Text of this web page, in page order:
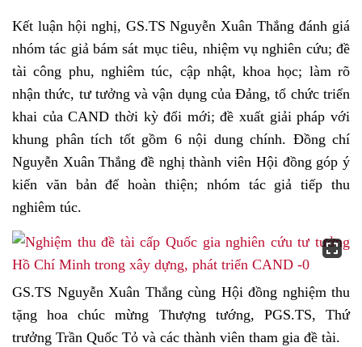
Kết luận hội nghị, GS.TS Nguyễn Xuân Thắng đánh giá
nhóm tác giả bám sát mục tiêu, nhiệm vụ nghiên cứu; đề
tài công phu, nghiêm túc, cập nhật, khoa học; làm rõ
nhận thức, tư tưởng và vận dụng của Đảng, tổ chức triển
khai của CAND thời kỳ đổi mới; đề xuất giải pháp với
khung phân tích tốt gồm 6 nội dung chính. Đồng chí
Nguyễn Xuân Thắng đề nghị thành viên Hội đồng góp ý
kiến văn bản để hoàn thiện; nhóm tác giả tiếp thu
nghiêm túc.
GS.TS Nguyễn Xuân Thắng cùng Hội đồng nghiệm thu
tặng hoa chúc mừng Thượng tướng, PGS.TS, Thứ
trưởng Trần Quốc Tỏ và các thành viên tham gia đề tài.